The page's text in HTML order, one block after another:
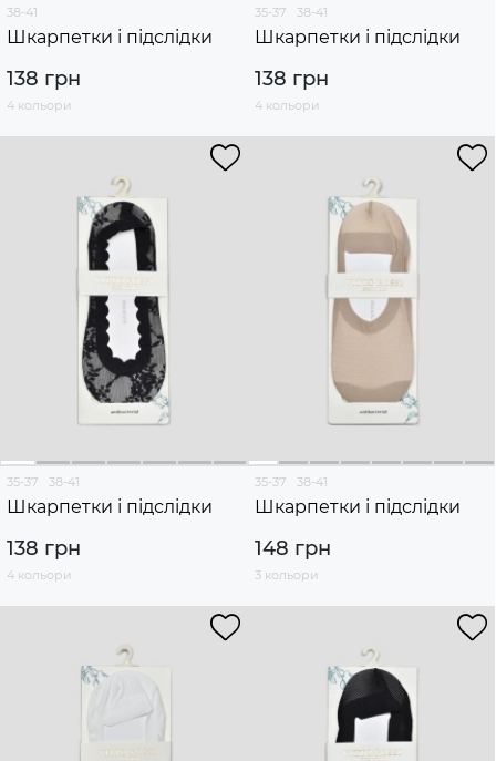
38-41
Шкарпетки і підслідки
138 грн
4 кольори
35-37 38-41
Шкарпетки і підслідки
138 грн
4 кольори
35-37 38-41
Шкарпетки і підслідки
138 грн
4 кольори
35-37 38-41
Шкарпетки і підслідки
148 грн
3 кольори